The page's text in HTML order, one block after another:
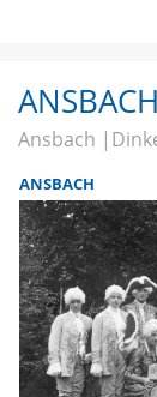
Ansbach
ANSBACH